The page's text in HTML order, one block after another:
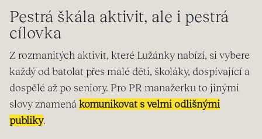
Pestrá škála aktivit, ale i pestrá
cílovka
Z rozmanitých aktivit, které Lužánky nabízí, si vybere
každý od batolat přes malé děti, školáky, dospívající a
dospělé až po seniory. Pro PR manažerku to jinými
slovy znamená komunikovat s velmi odlišnými
publiky.